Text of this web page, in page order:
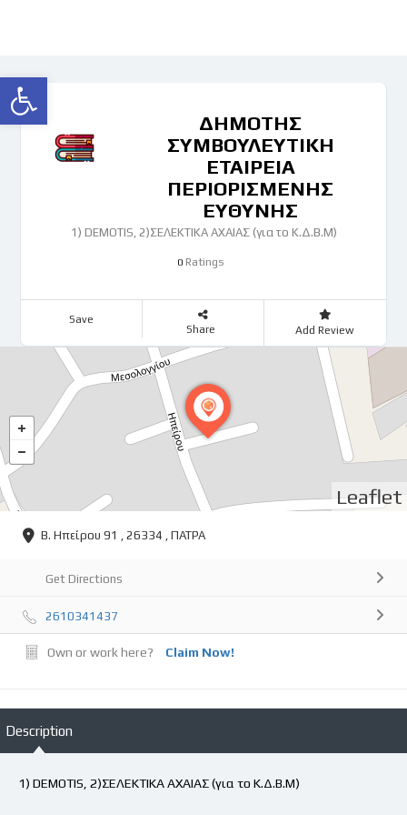
Ανοίξτε τη γραμμή εργαλείων
ΔΗΜΟΤΗΣ
ΣΥΜΒΟΥΛΕΥΤΙΚΗ
ΕΤΑΙΡΕΙΑ
ΠΕΡΙΟΡΙΣΜΕΝΗΣ
ΕΥΘΥΝΗΣ
1) DEMOTIS, 2)ΣΕΛΕΚΤΙΚΑ ΑΧΑΙΑΣ (για το Κ.Δ.Β.Μ)
0 Ratings
Save
Share Add Review
Leaflet
Β. Ηπείρου 91 , 26334 , ΠΑΤΡΑ
Get Directions
2610341437
Own or work here? Claim Now!
Description
1) DEMOTIS, 2)ΣΕΛΕΚΤΙΚΑ ΑΧΑΙΑΣ (για το Κ.Δ.Β.Μ)